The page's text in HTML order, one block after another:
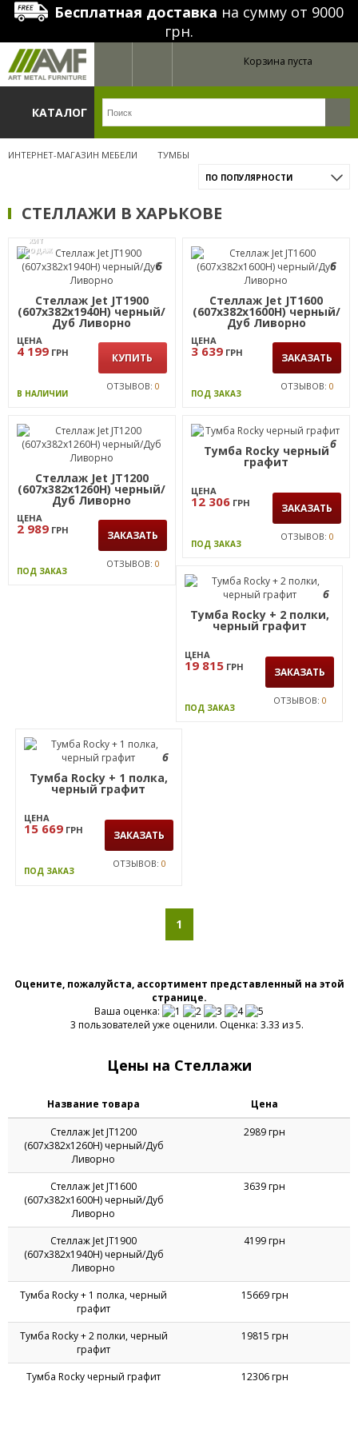
Бесплатная доставка на сумму от 9000
грн.
Корзина пуста
КАТАЛОГ
ИНТЕРНЕТ-МАГАЗИН МЕБЕЛИ ТУМБЫ
ПО ПОПУЛЯРНОСТИ
СТЕЛЛАЖИ В ХАРЬКОВЕ
ХИТ
ПРОДАЖ
6
Стеллаж Jet JT1900
(607х382х1940Н) черный/
Дуб Ливорно
ЦЕНА
4 199 ГРН КУПИТЬ
В НАЛИЧИИ
ОТЗЫВОВ: 0
6
Стеллаж Jet JT1600
(607х382х1600Н) черный/
Дуб Ливорно
ЦЕНА
3 639 ГРН ЗАКАЗАТЬ
ПОД ЗАКАЗ
ОТЗЫВОВ: 0
Стеллаж Jet JT1200
(607х382х1260Н) черный/
Дуб Ливорно
ЦЕНА
2 989 ГРН ЗАКАЗАТЬ
ПОД ЗАКАЗ
ОТЗЫВОВ: 0
6
Тумба Rocky черный
графит
ЦЕНА
12 306 ГРН ЗАКАЗАТЬ
ПОД ЗАКАЗ
ОТЗЫВОВ: 0
6
Тумба Rocky + 2 полки,
черный графит
ЦЕНА
19 815 ГРН ЗАКАЗАТЬ
ПОД ЗАКАЗ
ОТЗЫВОВ:0
6
Тумба Rocky + 1 полка,
черный графит
ЦЕНА
15 669 ГРН ЗАКАЗАТЬ
ПОД ЗАКАЗ
ОТЗЫВОВ:0
1
Оцените, пожалуйста, ассортимент представленный на этой
странице.
Ваша оценка:
3 пользователей уже оценили. Оценка: 3.33 из 5.
Цены на Стеллажи
Название товара Цена
Стеллаж Jet JT1200
(607х382х1260Н) черный/Дуб
Ливорно
2989 грн
Стеллаж Jet JT1600
(607х382х1600Н) черный/Дуб
Ливорно
3639 грн
Стеллаж Jet JT1900
(607х382х1940Н) черный/Дуб
Ливорно
4199 грн
Тумба Rocky + 1 полка, черный
графит
15669 грн
Тумба Rocky + 2 полки, черный
графит
19815 грн
Тумба Rocky черный графит 12306 грн